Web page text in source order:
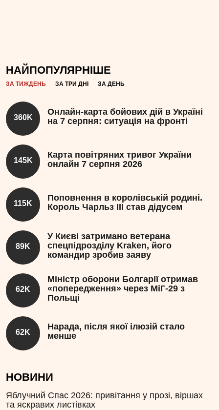
НАЙПОПУЛЯРНІШЕ
ЗА ТИЖДЕНЬ ЗА ТРИ ДНІ ЗА ДЕНЬ
360K
Онлайн-карта бойових дій в Україні
на 7 серпня: ситуація на фронті
145K
Карта повітряних тривог України
онлайн 7 серпня 2026
115K
Поповнення в королівській родині.
Король Чарльз III став дідусем
89K
У Києві затримано ветерана
спецпідрозділу Kraken, його
командир зробив заяву
62K
Міністр оборони Болгарії отримав
«попередження» через МіГ-29 з
Польщі
62K
Нарада, після якої ілюзій стало
менше
НОВИНИ
Яблучний Спас 2026: привітання у прозі, віршах
та яскравих листівках